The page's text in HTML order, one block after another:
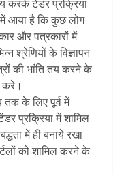
करके टेंडर प्रक्रिया
आया है कि कुछ लोग
और पत्रकारों में
श्रेणियों के विज्ञापन
की भांति तय करने के
करे।
तक के लिए पूर्व में
प्रक्रिया में शामिल
में ही बनाये रखा
को शामिल करने के